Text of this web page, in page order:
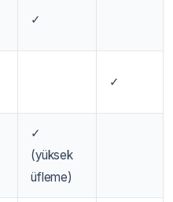
✓
✓
✓
(yüksek
üfleme)